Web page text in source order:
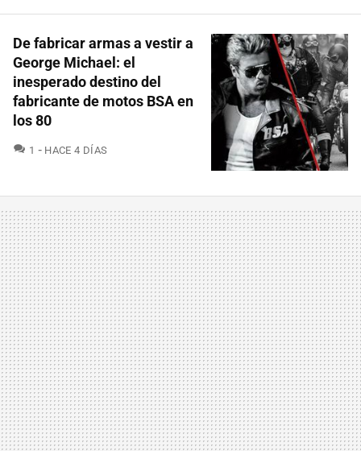
De fabricar armas a vestir a
George Michael: el
inesperado destino del
fabricante de motos BSA en
los 80
1 COMENTARIOS
HACE 4 DÍAS